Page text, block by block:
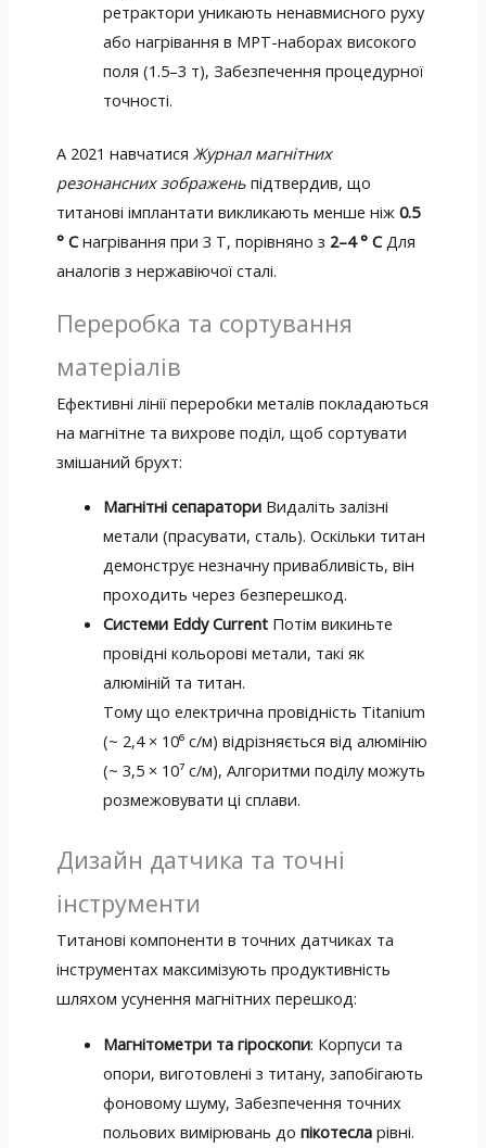
ретрактори уникають ненавмисного руху
або нагрівання в МРТ-наборах високого
поля (1.5–3 т), Забезпечення процедурної
точності.
A2021 навчатися Журнал магнітних
резонансних зображеньпідтвердив, що
титанові імплантати викликають менше ніж 0.5
° Cнагрівання при 3 Т, порівняно з 2–4 ° CДля
аналогів з нержавіючої сталі.
Переробка та сортування
матеріалів
Ефективні лінії переробки металів покладаються
на магнітне та вихрове поділ, щоб сортувати
змішаний брухт:
Магнітні сепаратори Видаліть залізні
метали (прасувати, сталь). Оскільки титан
демонструє незначну привабливість, він
проходить через безперешкод.
Системи Eddy Current Потім викиньте
провідні кольорові метали, такі як
алюміній та титан.
Тому що електрична провідність Titanium
(~ 2,4 × 10⁶ с/м) відрізняється від алюмінію
(~ 3,5 × 10⁷ с/м), Алгоритми поділу можуть
розмежовувати ці сплави.
Дизайн датчика та точні
інструменти
Титанові компоненти в точних датчиках та
інструментах максимізують продуктивність
шляхом усунення магнітних перешкод:
Магнітометри та гіроскопи: Корпуси та
опори, виготовлені з титану, запобігають
фоновому шуму, Забезпечення точних
польових вимірювань допікотесла рівні.